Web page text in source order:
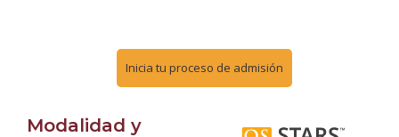
Inicia tu proceso de admisión
Modalidad y